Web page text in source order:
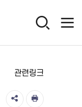
관련링크